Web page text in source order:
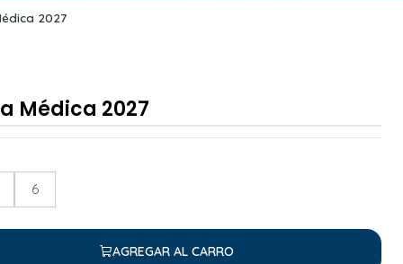
2027
Médica 2027
6
AGREGAR AL CARRO